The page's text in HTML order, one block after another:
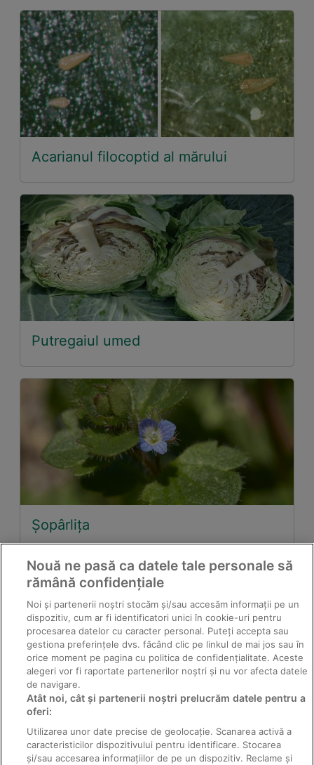
Acarianul filocoptid al mărului
Putregaiul umed
Șopârlița
Păduchele negru al cireşului
Nouă ne pasă ca datele tale personale să
rămână confidențiale
Noi și partenerii noștri stocăm și/sau accesăm informații pe un
dispozitiv, cum ar fi identificatori unici în cookie-uri pentru
procesarea datelor cu caracter personal. Puteți accepta sau
gestiona preferințele dvs. făcând clic pe linkul de mai jos sau în
orice moment pe pagina cu politica de confidențialitate. Aceste
alegeri vor fi raportate partenerilor noștri și nu vor afecta datele
de navigare.
Atât noi, cât și partenerii noștri prelucrăm datele pentru a
oferi:
Utilizarea unor date precise de geolocație. Scanarea activă a
caracteristicilor dispozitivului pentru identificare. Stocarea
și/sau accesarea informațiilor de pe un dispozitiv. Reclame și